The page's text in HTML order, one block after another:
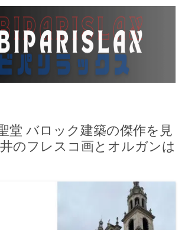
堂 バロック建築の傑作を見
のフレスコ画とオルガンは